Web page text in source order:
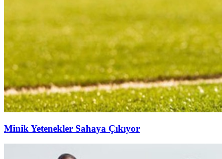
Minik Yetenekler Sahaya Çıkıyor